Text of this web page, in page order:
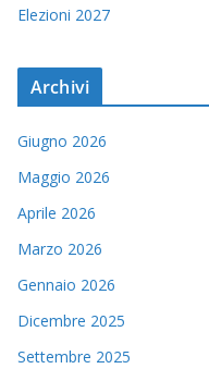
Elezioni 2027
Archivi
Giugno 2026
Maggio 2026
Aprile 2026
Marzo 2026
Gennaio 2026
Dicembre 2025
Settembre 2025